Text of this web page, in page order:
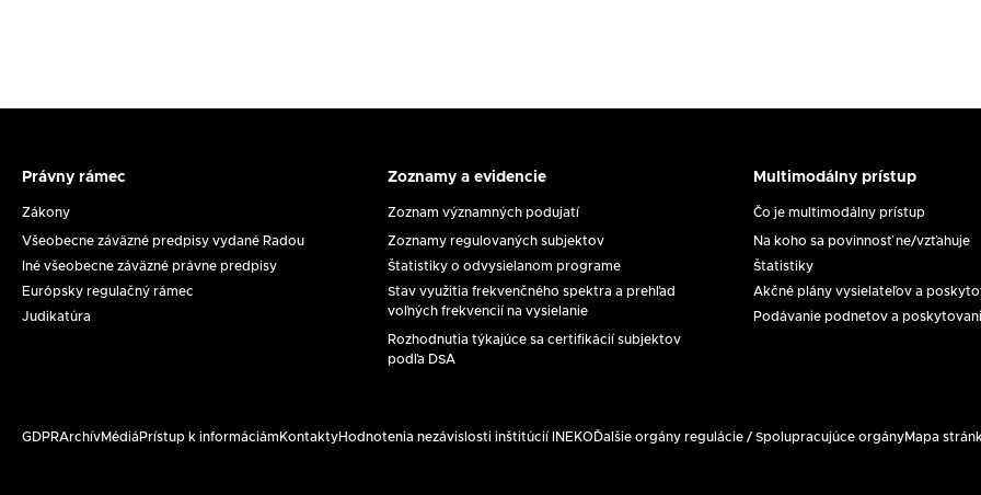
Právny
rámec
Právny rámec
Zákony
Všeobecne záväzné predpisy vydané Radou
Iné všeobecne záväzné právne predpisy
Európsky regulačný rámec
Judikatúra
Zoznamy
a
evidencie
Zoznamy a evidencie
Zoznam významných podujatí
Zoznamy regulovaných subjektov
Štatistiky o odvysielanom programe
Stav využitia frekvenčného spektra a prehľad
voľných frekvencií na vysielanie
Rozhodnutia týkajúce sa certifikácií subjektov
podľa DSA
Multimodálny
prístup
Multimodálny prístup
Čo je multimodálny prístup
Na koho sa povinnosť ne/vzťahuje
Štatistiky
Akčné plány vysielateľov a
Podávanie podnetov a
GDPRArchívMédiá Prístup k informáciám KontaktyHodnotenia nezávislosti inštitúcií INEKO Ďalšie orgány regulácie / Spolupracujúce orgányMapa